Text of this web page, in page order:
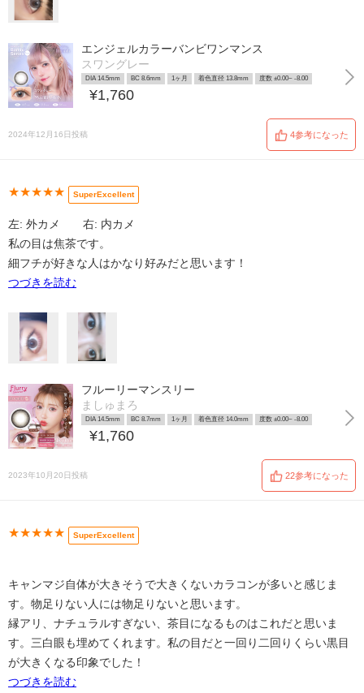
エンジェルカラーバンビワンマンス
スワングレー
DIA 14.5mm BC 8.6mm 1ヶ月 着色直径 13.8mm 度数 ±0.00~ -8.00
¥1,760
2024年12月16日投稿 4参考になった
★★★★★ SuperExcellent
左: 外カメ 右: 内カメ
私の目は焦茶です。
細フチが好きな人はかなり好みだと思います！
つづきを読む
フルーリーマンスリー
ましゅまろ
DIA 14.5mm BC 8.7mm 1ヶ月 着色直径 14.0mm 度数 ±0.00~ -8.00
¥1,760
2023年10月20日投稿 22参考になった
★★★★★ SuperExcellent
キャンマジ自体が大きそうで大きくないカラコンが多いと感じま
す。物足りない人には物足りないと思います。
縁アリ、ナチュラルすぎない、茶目になるものはこれだと思いま
す。三白眼も埋めてくれます。私の目だと一回り二回りくらい黒目
が大きくなる印象でした！
つづきを読む